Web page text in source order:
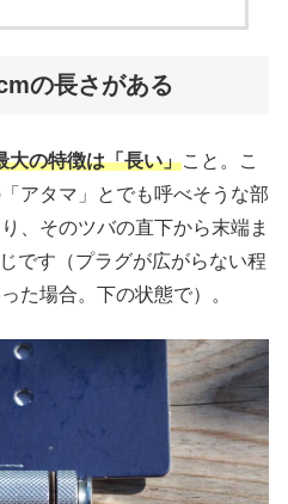
の長さがある
大の特徴は「長い」こと。こ
アタマ」とでも呼べそうな部
、そのツバの直下から末端ま
です（プラグが広がらない程
た場合。下の状態で）。